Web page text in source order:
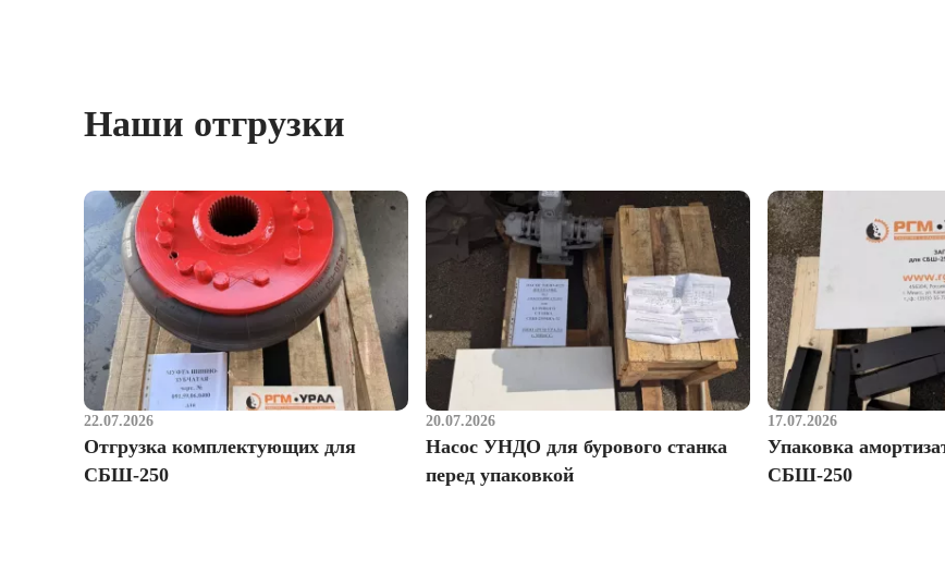
Наши отгрузки
22.07.2026
Отгрузка комплектующих для
СБШ-250
20.07.2026
Насос УНДО для бурового станка
перед упаковкой
17.07.2026
Упаковка
СБШ-250